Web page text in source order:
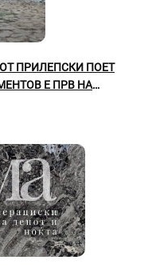
ПРИЛЕПСКИ ПОЕТ
Е ПРВ НА